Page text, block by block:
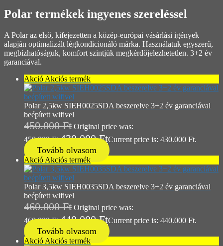
Polar termékek ingyenes szereléssel
A Polar az első, kifejezetten a közép-európai vásárlási igények
alapján optimalizált légkondicionáló márka. Használatuk egyszerű,
megbízhatóságuk, komfort szintjük megkérdőjelezhetetlen. 3+2 év
garanciával.
Akció Akciós termék
Polar 2,5kw SIEH0025SDA beszerelve 3+2 év garanciával
beépített wifivel
450.000Ft Original price was:
450.000 Ft.430.000FtCurrent price is: 430.000 Ft.
Tovább olvasom
Akció Akciós termék
Polar 3,5kw SIEH0035SDA beszerelve 3+2 év garanciával
beépített wifivel
460.000Ft Original price was:
460.000 Ft.440.000FtCurrent price is: 440.000 Ft.
Tovább olvasom
Akció Akciós termék